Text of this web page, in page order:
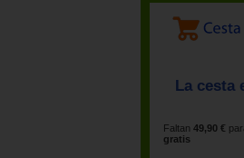
La cesta
Faltan 49,90 €
gratis